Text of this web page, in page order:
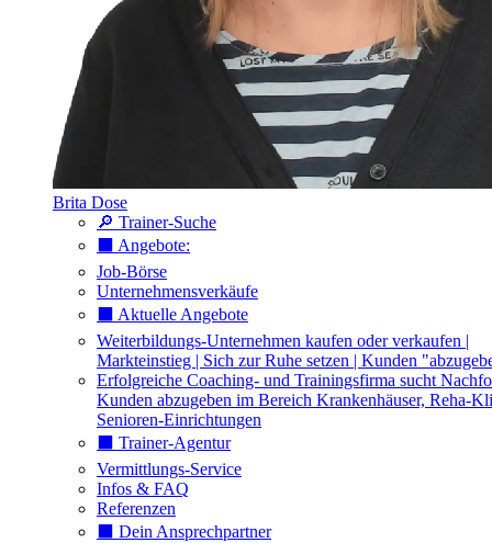
Brita Dose
🔎 Trainer-Suche
⬛️ Angebote:
Job-Börse
Unternehmensverkäufe
⬛️ Aktuelle Angebote
Weiterbildungs-Unternehmen kaufen oder verkaufen |
Markteinstieg | Sich zur Ruhe setzen | Kunden
Erfolgreiche Coaching- und Trainingsfirma sucht
Kunden abzugeben im Bereich Krankenhäuser, Reha-
Senioren-Einrichtungen
⬛️ Trainer-Agentur
Vermittlungs-Service
Infos & FAQ
Referenzen
⬛️ Dein Ansprechpartner